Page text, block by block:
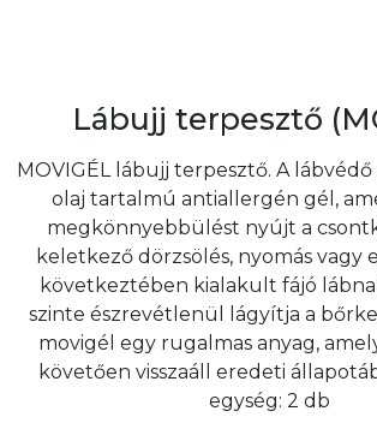
Lábujj terpesztő
MOVIGÉL lábujj terpesztő. A lábvédő
olaj tartalmú antiallergén gél,
megkönnyebbülést nyújt a
keletkező dörzsölés, nyomás vagy
következtében kialakult fájó
szinte észrevétlenül lágyítja a
movigél egy rugalmas anyag,
követően visszaáll eredeti
egység: 2 db